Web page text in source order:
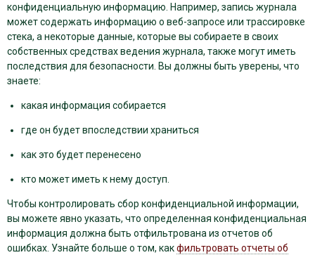
конфиденциальную информацию. Например, запись журнала
может содержать информацию о веб-запросе или трассировке
стека, а некоторые данные, которые вы собираете в своих
собственных средствах ведения журнала, также могут иметь
последствия для безопасности. Вы должны быть уверены, что
знаете:
какая информация собирается
где он будет впоследствии храниться
как это будет перенесено
кто может иметь к нему доступ.
Чтобы контролировать сбор конфиденциальной информации,
вы можете явно указать, что определенная конфиденциальная
информация должна быть отфильтрована из отчетов об
ошибках. Узнайте больше о том, какфильтровать отчеты об